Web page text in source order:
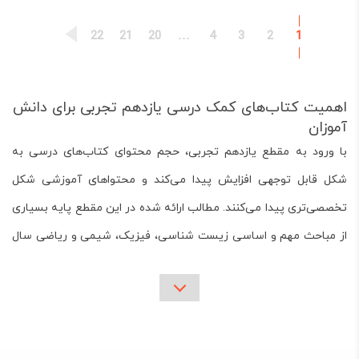
1
2
3
4
…
20
21
22
اهمیت کتاب‌های کمک درسی یازدهم تجربی برای دانش
آموزان
با ورود به مقطع یازدهم تجربی، حجم محتوای کتاب‌های درسی به
شکل قابل توجهی افزایش پیدا می‌کند و محتواهای آموزشی شکل
تخصصی‌تری پیدا می‌کنند. مطالب ارائه شده در این مقطع پایه بسیاری
از مباحث مهم و اساسی زیست شناسی، فیزیک، شیمی و ریاضی سال
محتوای کتاب‌های درسی پایه یازدهم تجربی از اهمیت بسیار زیادی